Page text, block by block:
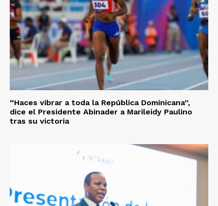
“Haces vibrar a toda la República Dominicana”,
dice el Presidente Abinader a Marileidy Paulino
tras su victoria